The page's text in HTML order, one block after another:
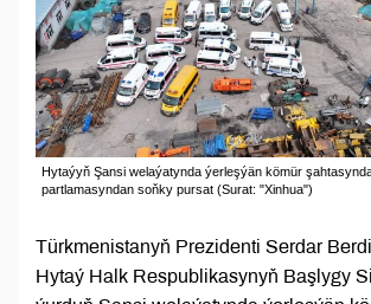
Hytaýyň Şansi welaýatynda ýerleşýän kömür
partlamasyndan soňky pursat (Surat: "Xinhua")
Türkmenistanyň Prezidenti Serdar
Hytaý Halk Respublikasynyň Başlygy